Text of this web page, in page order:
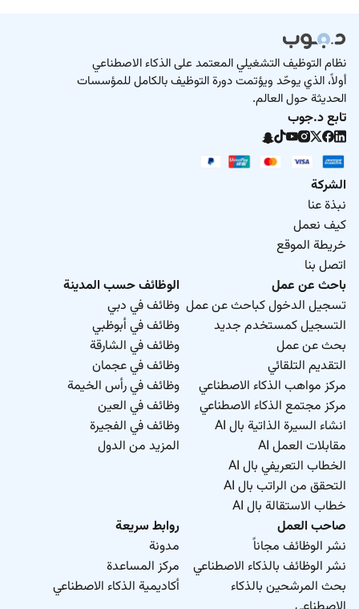
نظام التوظيف التشغيلي المعتمد على الذكاء الاصطناعي
أولاً، الذي يوحّد ويؤتمت دورة التوظيف بالكامل للمؤسسات
الحديثة حول العالم.
تابع د.جوب
الشركة
نبذة عنا
كيف نعمل
خريطة الموقع
اتصل بنا
باحث عن عمل
تسجيل الدخول كباحث عن عمل
التسجيل كمستخدم جديد
بحث عن عمل
التقديم التلقائي
مركز مواهب الذكاء الاصطناعي
مركز مجتمع الذكاء الاصطناعي
انشاء السيرة الذاتية بال AI
مقابلات العمل AI
الخطاب التعريفي بال AI
التحقق من الراتب بال AI
خطاب الاستقالة بال AI
الوظائف حسب المدينة
وظائف في دبي
وظائف في أبوظبي
وظائف في الشارقة
وظائف في عجمان
وظائف في رأس الخيمة
وظائف في العين
وظائف في الفجيرة
المزيد من الدول
صاحب العمل
نشر الوظائف مجاناً
نشر الوظائف بالذكاء الاصطناعي
بحث المرشحين بالذكاء
روابط سريعة
مدونة
مركز المساعدة
أكاديمية الذكاء الاصطناعي